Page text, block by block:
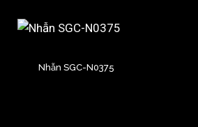
Nhẫn SGC-N0375